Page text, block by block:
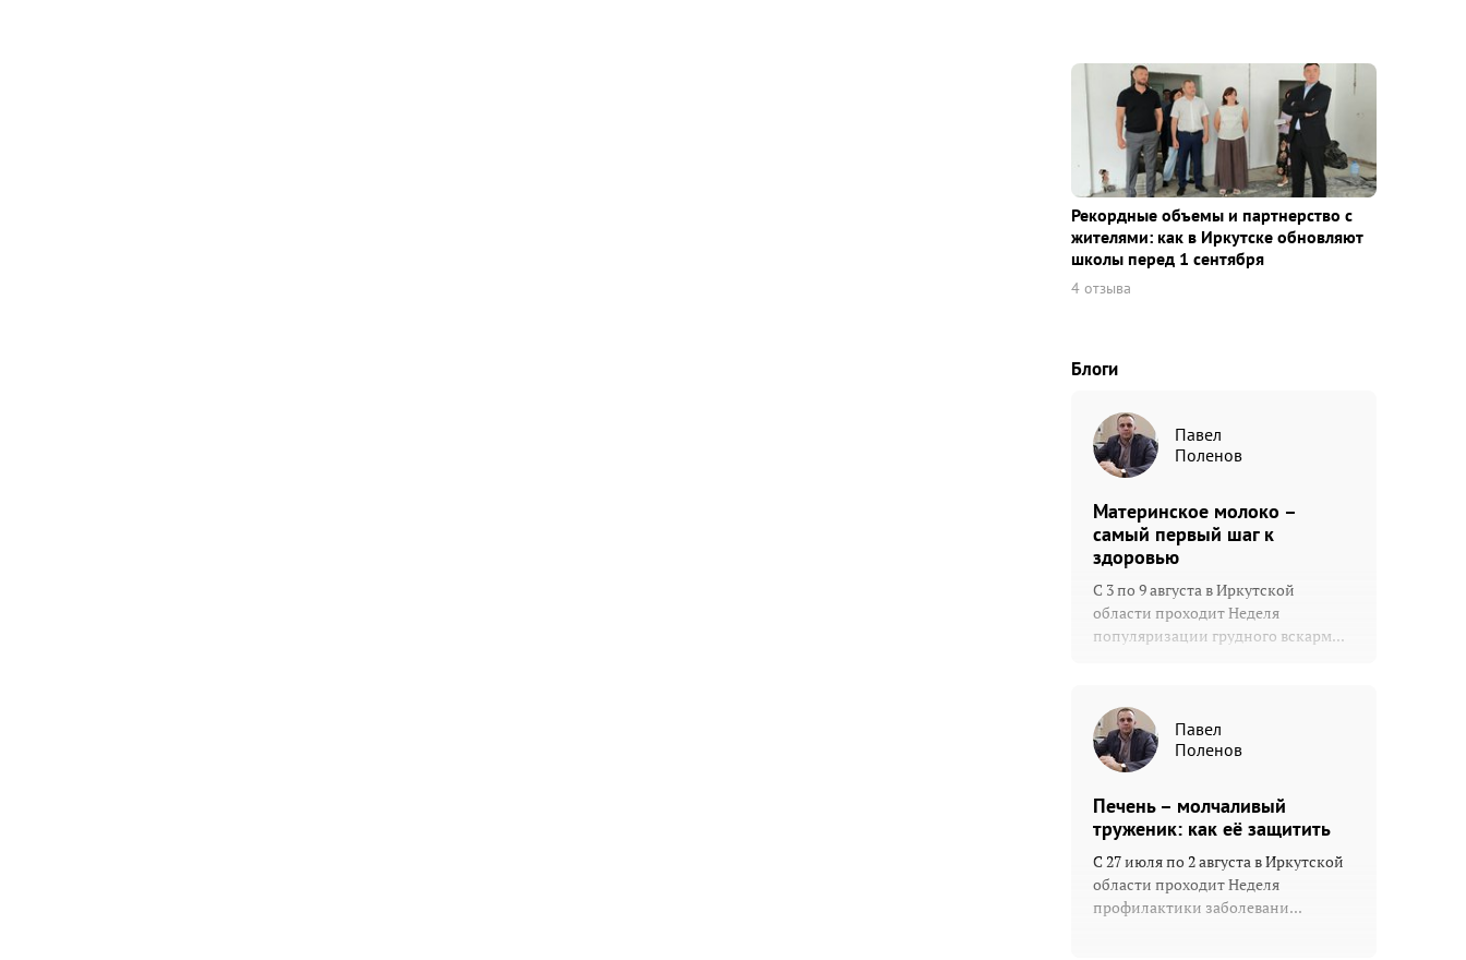
Рекордные объемы и партнерство с
жителями: как в Иркутске обновляют
школы перед 1 сентября
4 отзыва
Блоги
Павел
Поленов
Материнское молоко –
самый первый шаг к
здоровью
С 3 по 9 августа в Иркутской
области проходит Неделя
популяризации грудного вскарм...
Павел
Поленов
Печень – молчаливый
труженик: как её защитить
С 27 июля по 2 августа в Иркутской
области проходит Неделя
профилактики заболевани...